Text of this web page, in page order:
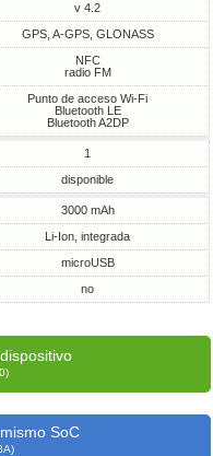
v 4.2
GPS, A-GPS, GLONASS
NFC
radio FM
Punto de acceso Wi-Fi
Bluetooth LE
Bluetooth A2DP
1
disponible
3000 mAh
Li-Ion, integrada
microUSB
no
SoC